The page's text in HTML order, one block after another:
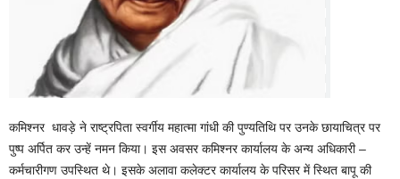
कमिश्नर धावड़े ने राष्ट्रपिता स्वर्गीय महात्मा गांधी की पुण्यतिथि पर उनके छायाचित्र पर
पुष्प अर्पित कर उन्हें नमन किया। इस अवसर कमिश्नर कार्यालय के अन्य अधिकारी –
कर्मचारीगण उपस्थित थे। इसके अलावा कलेक्टर कार्यालय के परिसर में स्थित बापू की